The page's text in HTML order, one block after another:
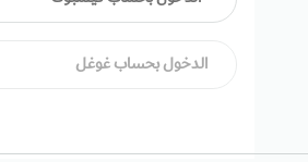
الدخول بحساب غوغل